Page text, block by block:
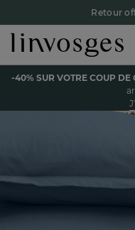
Retour
Payez en 3x
Le parrainage
-40% sur votre coup
-40% SUR VOTRE COUP DE
Voir tous les produits